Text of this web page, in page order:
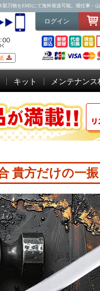
物をEMSにて海外発送可能。畑仕事・
ログイン
キット メンテナンス
貴方だけの一振